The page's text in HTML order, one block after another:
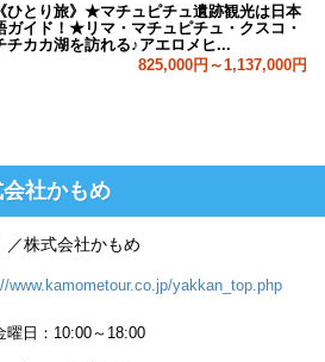
《ひとり旅》★マチュピチュ遺跡観光は日本
ガイド！★リマ・マチュピチュ・クスコ・
チカカ湖を訪れる♪アエロメヒ...
825,000円～1,137,000円
社かもめ
／株式会社かもめ
www.kamometour.co.jp/yakkan_top.php
曜日：10:00～18:00